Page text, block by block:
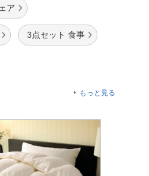
ア
3点セット 食事
もっと見る